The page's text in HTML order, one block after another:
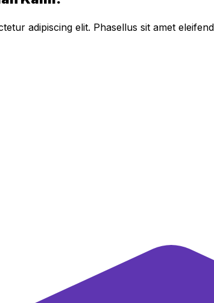
adipiscing elit. Phasellus sit amet